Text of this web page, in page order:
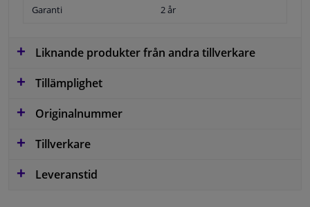
Garanti 2 år
Liknande produkter från andra tillverkare
Tillämplighet
Originalnummer
Tillverkare
Leveranstid